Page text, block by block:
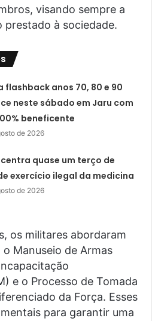
visando sempre a
prestado à sociedade.
flashback anos 70, 80 e 90
neste sábado em Jaru com
beneficente
de 2026
quase um terço de
exercício ilegal da medicina
de 2026
os militares abordaram
Manuseio de Armas
e o Processo de Tomada
da Força. Esses
para garantir uma